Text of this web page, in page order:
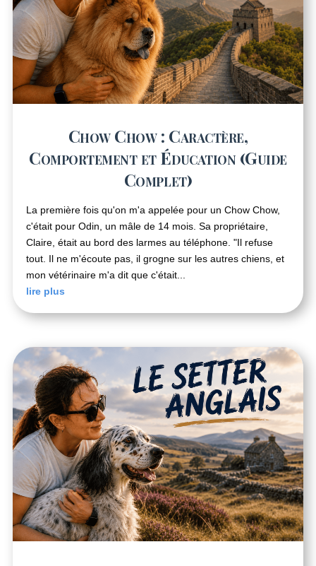
Chow Chow : Caractère,
Comportement et Éducation (Guide
Complet)
La première fois qu'on m'a appelée pour un Chow Chow,
c'était pour Odin, un mâle de 14 mois. Sa propriétaire,
Claire, était au bord des larmes au téléphone. "Il refuse
tout. Il ne m'écoute pas, il grogne sur les autres chiens, et
mon vétérinaire m'a dit que c'était...
lire plus